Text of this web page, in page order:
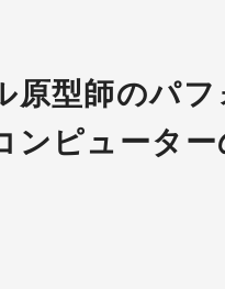
原型師のパ
ンピュータ